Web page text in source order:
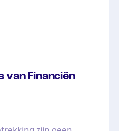
Financiën